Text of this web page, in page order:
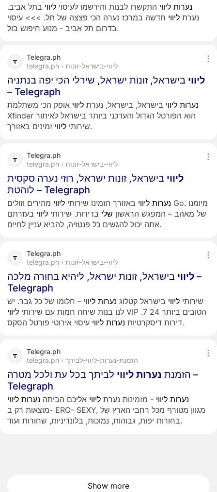
נערות ליווי התקשרו לבנות והירשמו לעיסוי ליווי בתל אביב.
נערת ליווי חדשה במרכז נערה הכי פצצה של תל. >>> עיסוי
בדרום תל אביב - מנוע חיפוש בול.
Telegra.ph
telegra.ph › ליווי-בישראל-זונות
ליווי בישראל, זונות ישראל, שירלי הכי יפה בנתניה
– Telegraph
נערות ליווי בישראל, בישראל, נערת ליווי אופק הכי משתלמת
Xfinder הוא הפורטל הגדול והעדכני ביותר בישראל לאיתור
שירותי ליווי זמינים באזורך.
Telegra.ph
telegra.ph › ליווי-בישראל-זונות
ליווי בישראל, זונות ישראל, רוזי נערה סקסית
לוהטת – Telegraph
נערות ליווי באזורך הזמינו שירותי ליווי מהירים וזולים Go. מיומנו
של מאהב – המפגש הראשון שלי בדירות. שירותי ליווי בעזרתם
אתה יכול להגשים כל פנטזיה, להביא עניין לחיים.
Telegra.ph
telegra.ph › ליווי-בישראל-זונות
ליווי בישראל, זונות ישראל, ליהיא בחורה מלכה –
Telegraph
שירותי ליווי בישראל קטלוג נערות ליווי – חלומו של כל גבר. יש
לנו בנות שיחה חמות עם שירותי ליווי
VIP הטובים ביותר 24 7.
דירות דיסקרטיות נערות ליווי עיסוי אירוטי פורטל הסקס.
Telegra.ph
telegra.ph › הזמנת-נערות-ליווי-לביתך
הזמנת נערות ליווי לביתך בכל עת ולכל מטרה –
Telegraph
נערות ליווי - מזמינות נערת ליווי אליכם הביתה נערות ליווי
מוצאות רק ב- ERO- SEXY, מגוון מטורף מכל רחבי הארץ של
בחורות יפות, גבוהות, נמוכות, בלונדיניות, שחורות ועוד.
Show more